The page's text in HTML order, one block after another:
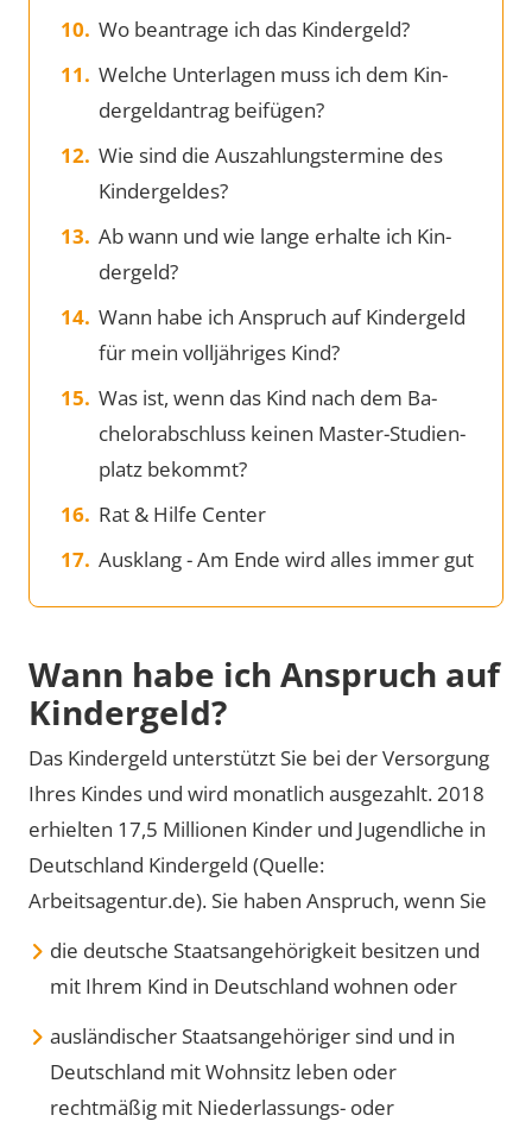
Wo be­an­tra­ge ich das Kin­der­geld?
Wel­che Un­ter­la­gen muss ich dem Kin­
der­geld­an­trag bei­fü­gen?
Wie sind die Aus­zah­lungs­ter­mi­ne des
Kin­der­gel­des?
Ab wann und wie lan­ge er­hal­te ich Kin­
der­geld?
Wann ha­be ich An­spruch auf Kin­der­geld
für mein voll­jäh­ri­ges Kind?
Was ist, wenn das Kind nach dem Ba­
che­l­or­ab­schluss kei­nen Mas­ter-Stu­di­en­
platz be­kommt?
Rat & Hilfe Center
Ausklang - Am Ende wird alles immer gut
Wann ha­be ich An­spruch auf
Kin­der­geld?
Das Kindergeld unterstützt Sie bei der Versorgung
Ihres Kindes und wird monatlich ausgezahlt. 2018
erhielten 17,5 Millionen Kinder und Jugendliche in
Deutschland Kindergeld (Quelle:
Arbeitsagentur.de). Sie haben Anspruch, wenn Sie
die deutsche Staatsangehörigkeit besitzen und
mit Ihrem Kind in Deutschland wohnen oder
ausländischer Staatsangehöriger sind und in
Deutschland mit Wohnsitz leben oder
rechtmäßig mit Niederlassungs- oder